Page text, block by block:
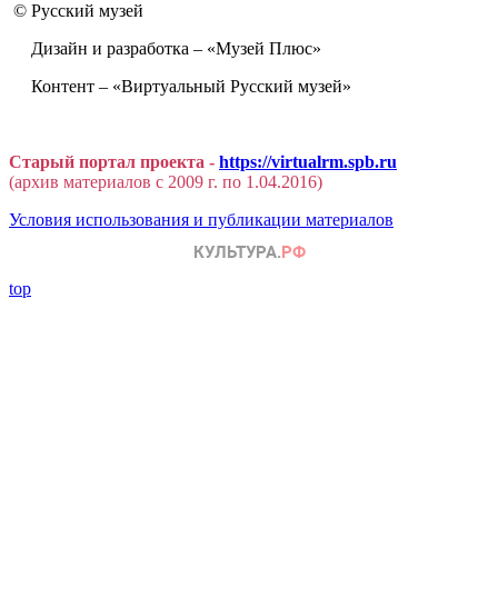
© Русский музей
Дизайн и разработка – «Музей Плюс»
Контент – «Виртуальный Русский музей»
Старый портал проекта - https://virtualrm.spb.ru
(архив материалов с 2009 г. по 1.04.2016)
Условия использования и публикации материалов
top